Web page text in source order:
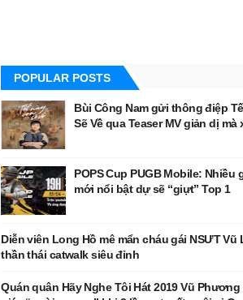
POPULAR POSTS
Bùi Công Nam gửi thông điệp
Sẽ Về qua Teaser MV giản dị mà
POPS Cup PUGB Mobile: Nhiều
mới nổi bật dự sẽ “giựt” Top 1
Diễn viên Long Hồ mê mẩn cháu gái NSƯT Vũ
thần thái catwalk siêu đỉnh
Quán quân Hãy Nghe Tôi Hát 2019 Vũ Phương